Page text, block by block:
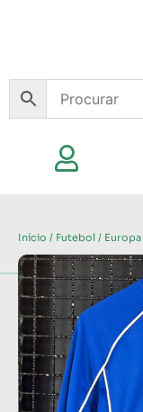
Início / Futebol / Europa